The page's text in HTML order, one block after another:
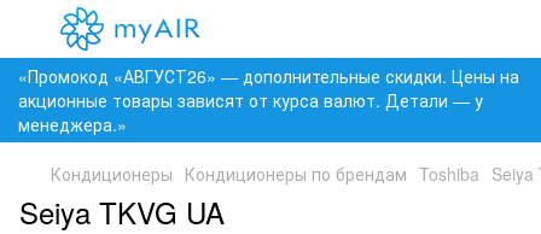
«Промокод «АВГУСТ26» — дополнительные скидки. Цены на
акционные товары зависят от курса валют. Детали — у
менеджера.»
Кондиционеры Кондиционеры по брендам Toshiba Seiya
Seiya TKVG UA